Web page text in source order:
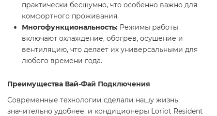
практически бесшумно, что особенно важно для
комфортного проживания.
Многофункциональность: Режимы работы
включают охлаждение, обогрев, осушение и
вентиляцию, что делает их универсальными для
любого времени года.
Преимущества Вай-Фай Подключения
Современные технологии сделали нашу жизнь
значительно удобнее, и кондиционеры Loriot Resident